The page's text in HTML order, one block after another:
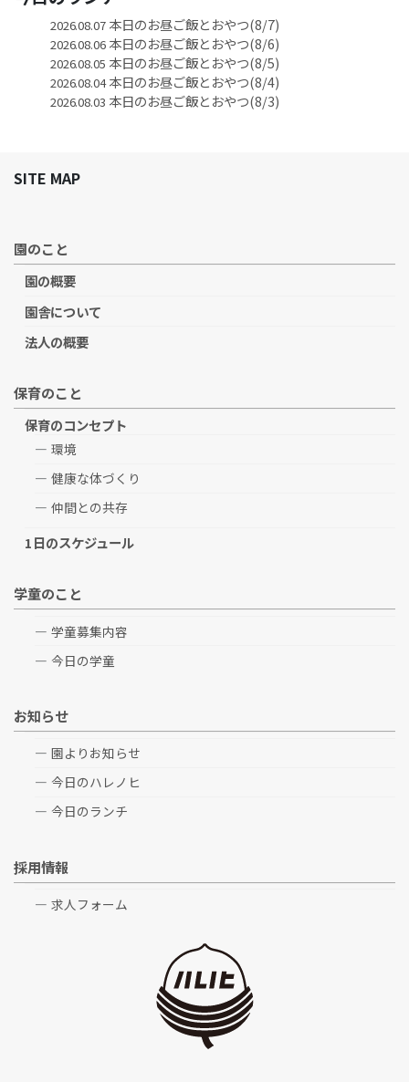
2026.08.07本日のお昼ご飯とおやつ(8/7)
2026.08.06本日のお昼ご飯とおやつ(8/6)
2026.08.05 本日のお昼ご飯とおやつ(8/5)
2026.08.04本日のお昼ご飯とおやつ(8/4)
2026.08.03 本日のお昼ご飯とおやつ(8/3)
SITE MAP
園のこと
園の概要
園舎について
法人の概要
保育のこと
保育のコンセプト
環境
健康な体づくり
仲間との共存
1日のスケジュール
学童のこと
学童募集内容
今日の学童
お知らせ
園よりお知らせ
今日のハレノヒ
今日のランチ
採用情報
求人フォーム